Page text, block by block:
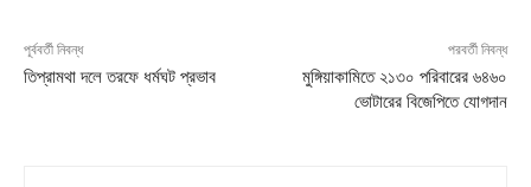
পূর্ববর্তী নিবন্ধ
তিপ্রামথা দলে তরফে ধর্মঘট প্রভাব
পরবর্তী নিবন্ধ
মুঙ্গিয়াকামিতে ২১৩০ পরিবারের ৬৪৬০
ভোটারের বিজেপিতে যোগদান